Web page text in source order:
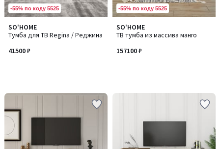
-55% по коду 5525
SO'HOME
Тумба для ТВ Regina / Реджина
41500 ₽
-55% по коду 5525
SO'HOME
ТВ тумба из массива манго
157100 ₽